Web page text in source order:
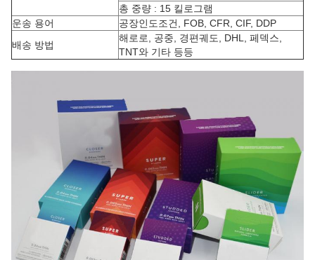
총 중량 : 15 킬로그램
운송 용어
공장인도조건, FOB, CFR, CIF, DDP
배송 방법
해로로, 공중, 경편궤도, DHL, 페덱스,
TNT와 기타 등등